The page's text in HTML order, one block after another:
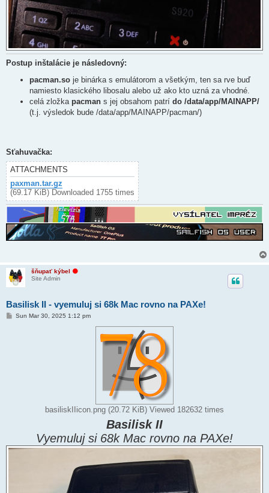
Postup inštalácie je následovný:
pacman.so je binárka s emulátorom a všetkým, ten sa rve buď
namiesto klasického libosalu alebo už ako kto uzná za vhodné.
celá zložka pacman s jej obsahom patrí do /data/app/MAINAPP/
(t.j. výsledok bude /data/app/MAINAPP/pacman/)
Sťahuvačka:
ATTACHMENTS
paxman.tar.gz
(69.17 KiB) Downloaded 1755 times
šňupať kýbel
n
e
Site Admin
Basilisk II - vyemuluj si 68k Mac rovno na PAXe!
PSun Mar 30, 2025 1:12 pm
basiliskIIicon.png (20.72 KiB) Viewed 182632 times
Basilisk II
Vyemuluj si 68k Mac rovno na PAXe!